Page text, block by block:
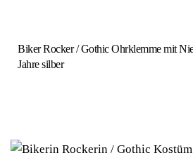
Biker Rocker / Gothic Ohrklemme mit
Jahre silber